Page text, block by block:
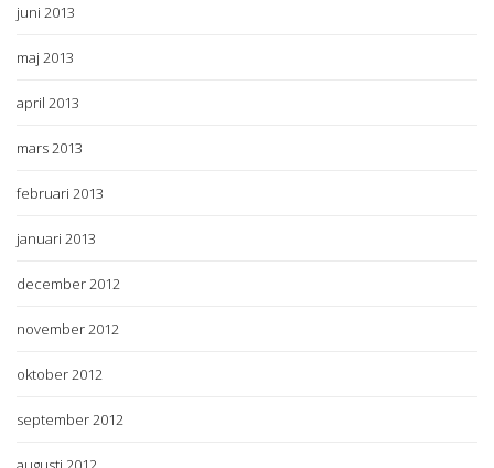
juni 2013
maj 2013
april 2013
mars 2013
februari 2013
januari 2013
december 2012
november 2012
oktober 2012
september 2012